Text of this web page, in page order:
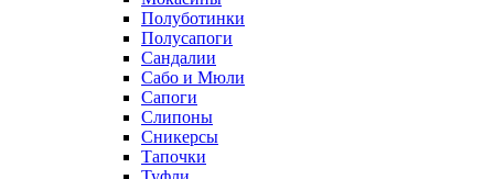
Полуботинки
Полусапоги
Сандалии
Сабо и Мюли
Сапоги
Слипоны
Сникерсы
Тапочки